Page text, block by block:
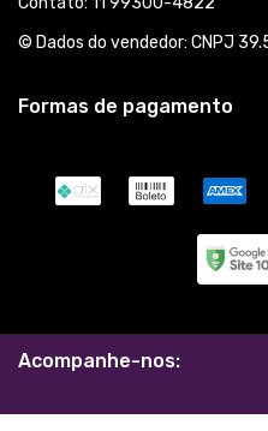
R$ 99,99 R$ 89,70
P, M, G, GG, XGG
Fale conoscoTrocas /